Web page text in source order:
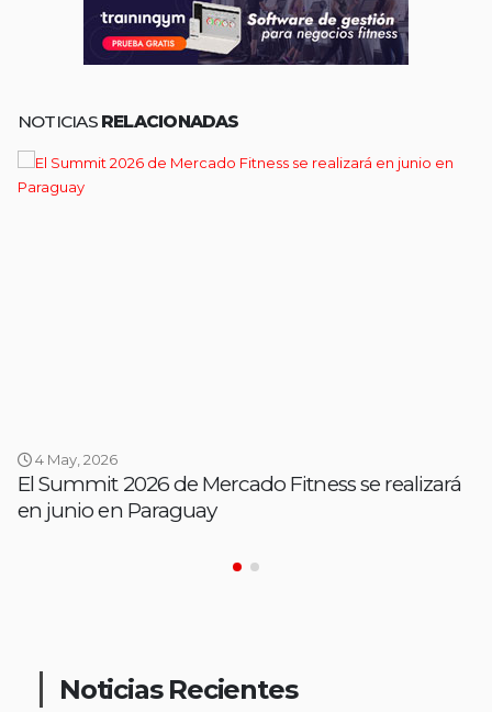
NOTICIAS RELACIONADAS
4 May, 2026
El Summit 2026 de Mercado Fitness se realizará
en junio en Paraguay
Noticias Recientes